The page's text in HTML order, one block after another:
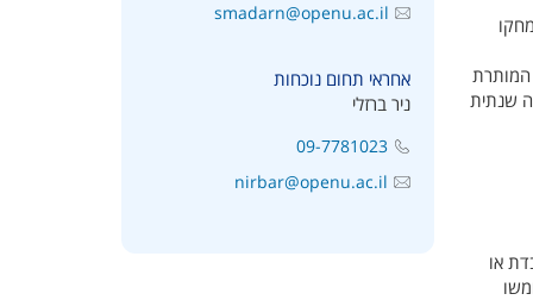
המותרת
שנתית
או
smadarn@openu.ac.il
אחראי תחום נוכחות
ניר ברזלי
09-7781023
nirbar@openu.ac.il